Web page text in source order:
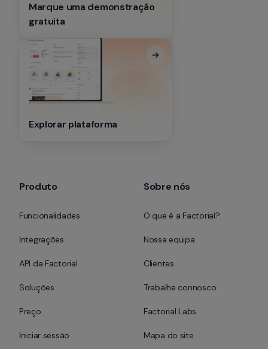
Marque uma demonstração
gratuita
Explorar plataforma
Produto
Funcionalidades
Integrações
API da Factorial
Soluções
Preço
Iniciar sessão
Sobre nós
O que é a Factorial?
Nossa equipa
Clientes
Trabalhe connosco
Factorial Labs
Mapa do site